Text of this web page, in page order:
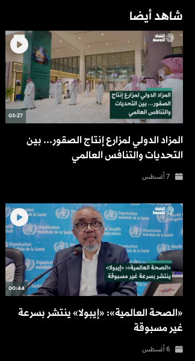
شاهد أيضا
03:27
المزاد الدولي لمزارع إنتاج الصقور... بين
التحديات والتنافس العالمي
7 أغسطس
00:44
«الصحة العالمية»: «إيبولا» ينتشر بسرعة
غير مسبوقة
6 أغسطس